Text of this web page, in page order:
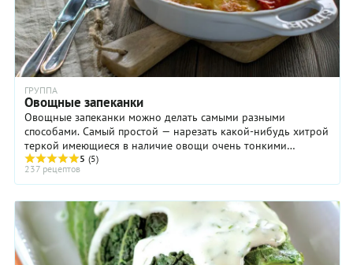
ГРУППА
Овощные запеканки
Овощные запеканки можно делать самыми разными
способами. Самый простой — нарезать какой-нибудь хитрой
теркой имеющиеся в наличие овощи очень тонкими
ломтиками. Постелить их слоями в форму и залить ...
5 (5)
237 рецептов